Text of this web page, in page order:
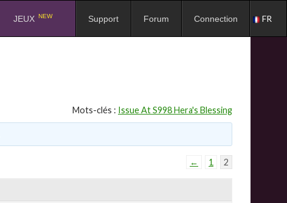
JEUX NEW Support Forum Connection FR
Mots-clés : Issue At S998 Hera's Blessing
← 1 2